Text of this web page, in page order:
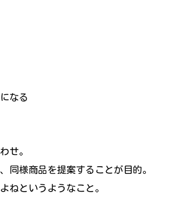
なる
せ。
同様商品を提案することが目的。
ねというようなこと。